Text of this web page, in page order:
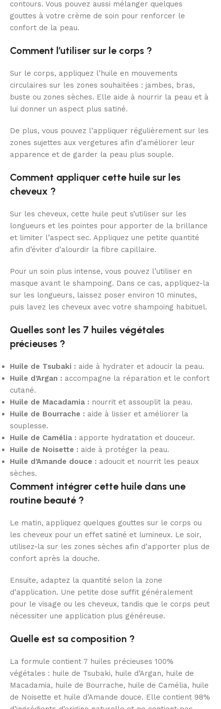
contours. Vous pouvez aussi mélanger quelques
gouttes à votre crème de soin pour renforcer le
confort de la peau.
Comment l’utiliser sur le corps ?
Sur le corps, appliquez l’huile en mouvements
circulaires sur les zones souhaitées : jambes, bras,
buste ou zones sèches. Elle aide à nourrir la peau et à
lui donner un aspect plus satiné.
De plus, vous pouvez l’appliquer régulièrement sur les
zones sujettes aux vergetures afin d’améliorer leur
apparence et de garder la peau plus souple.
Comment appliquer cette huile sur les
cheveux ?
Sur les cheveux, cette huile peut s’utiliser sur les
longueurs et les pointes pour apporter de la brillance
et limiter l’aspect sec. Appliquez une petite quantité
afin d’éviter d’alourdir la fibre capillaire.
Pour un soin plus intense, vous pouvez l’utiliser en
masque avant le shampoing. Dans ce cas, appliquez-la
sur les longueurs, laissez poser environ 10 minutes,
puis lavez les cheveux avec votre shampoing habituel.
Quelles sont les 7 huiles végétales
précieuses ?
Huile de Tsubaki : aide à hydrater et adoucir la peau.
Huile d’Argan : accompagne la réparation et le confort
cutané.
Huile de Macadamia : nourrit et assouplit la peau.
Huile de Bourrache : aide à lisser et améliorer la
souplesse.
Huile de Camélia : apporte hydratation et douceur.
Huile de Noisette : aide à protéger la peau.
Huile d’Amande douce : adoucit et nourrit les peaux
sèches.
Comment intégrer cette huile dans une
routine beauté ?
Le matin, appliquez quelques gouttes sur le corps ou
les cheveux pour un effet satiné et lumineux. Le soir,
utilisez-la sur les zones sèches afin d’apporter plus de
confort après la douche.
Ensuite, adaptez la quantité selon la zone
d’application. Une petite dose suffit généralement
pour le visage ou les cheveux, tandis que le corps peut
nécessiter une application plus généreuse.
Quelle est sa composition ?
La formule contient 7 huiles précieuses 100%
végétales : huile de Tsubaki, huile d’Argan, huile de
Macadamia, huile de Bourrache, huile de Camélia, huile
de Noisette et huile d’Amande douce. Elle contient 98%